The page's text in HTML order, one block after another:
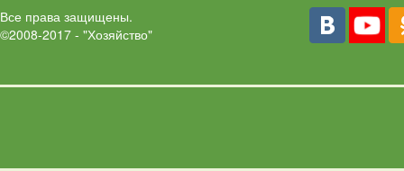
Все права защищены.
©2008-2017 - "Хозяйство"